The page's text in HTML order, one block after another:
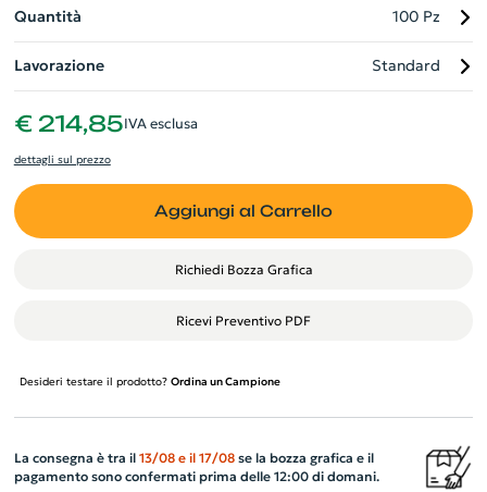
Quantità 100 Pz
Lavorazione Standard
€ 214,85IVA esclusa
dettagli sul prezzo
Aggiungi al Carrello
Richiedi Bozza Grafica
Ricevi Preventivo PDF
Desideri testare il prodotto? Ordina un Campione
La consegna è tra il 13/08 e il 17/08se la bozza grafica e il
pagamento sono confermati prima delle 12:00 di domani.